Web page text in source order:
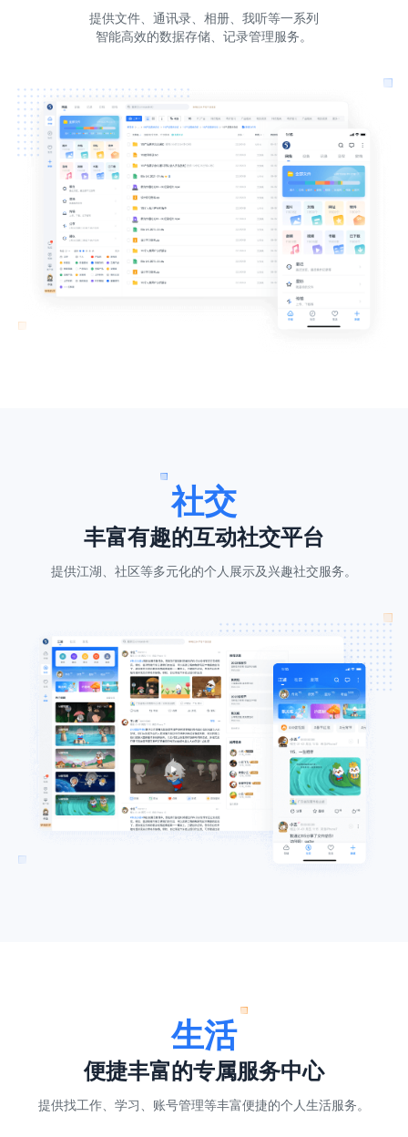
提供文件、通讯录、相册、我听等一系列
智能高效的数据存储、记录管理服务。
社交
丰富有趣的互动社交平台
提供江湖、社区等多元化的个人展示及兴趣社交服务。
生活
便捷丰富的专属服务中心
提供找工作、学习、账号管理等丰富便捷的个人生活服务。